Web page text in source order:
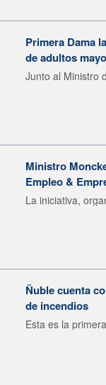
Primera Dama
de adultos
Junto al Ministro
Ministro
Empleo &
La iniciativa,
Ñuble cuenta
de incendios
Esta es la